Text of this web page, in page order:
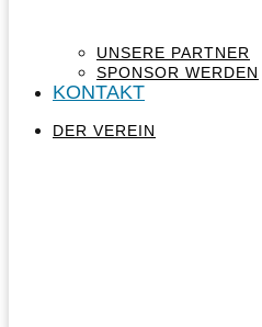
UNSERE PARTNER
SPONSOR WERDEN
KONTAKT
DER VEREIN